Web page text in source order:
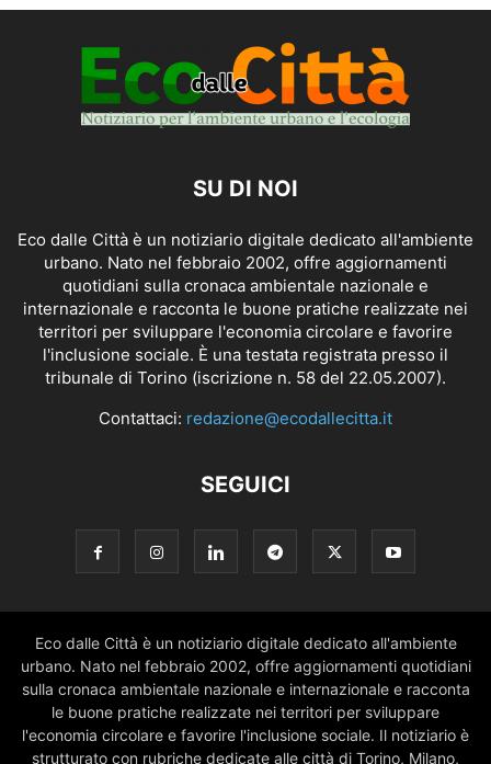
SU DI NOI
Eco dalle Città è un notiziario digitale dedicato all'ambiente
urbano. Nato nel febbraio 2002, offre aggiornamenti
quotidiani sulla cronaca ambientale nazionale e
internazionale e racconta le buone pratiche realizzate nei
territori per sviluppare l'economia circolare e favorire
l'inclusione sociale. È una testata registrata presso il
tribunale di Torino (iscrizione n. 58 del 22.05.2007).
Contattaci: redazione@ecodallecitta.it
SEGUICI
Eco dalle Città è un notiziario digitale dedicato all'ambiente
urbano. Nato nel febbraio 2002, offre aggiornamenti quotidiani
sulla cronaca ambientale nazionale e internazionale e racconta
le buone pratiche realizzate nei territori per sviluppare
l'economia circolare e favorire l'inclusione sociale. Il notiziario è
strutturato con rubriche dedicate alle città di Torino, Milano,